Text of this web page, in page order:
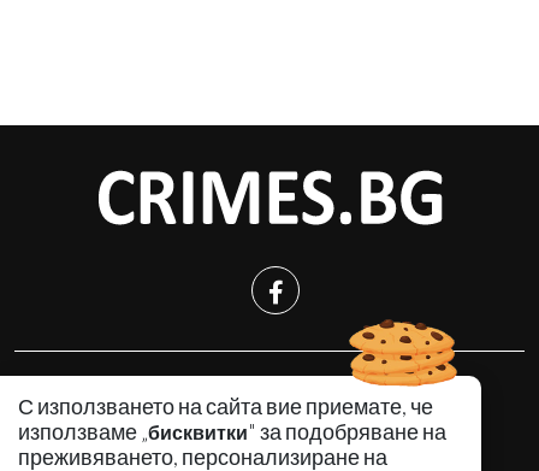
С използването на сайта вие приемате, че
използваме „бисквитки" за подобряване на
преживяването, персонализиране на
КРИМИНАЛНО
ИНЦИДЕНТИ
АНАЛИЗИ